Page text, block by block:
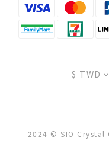
$ TWD
2024 © SIO Crystal